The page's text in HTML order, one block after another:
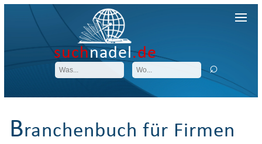
suchnadel.de
Branchenbuch für Firmen